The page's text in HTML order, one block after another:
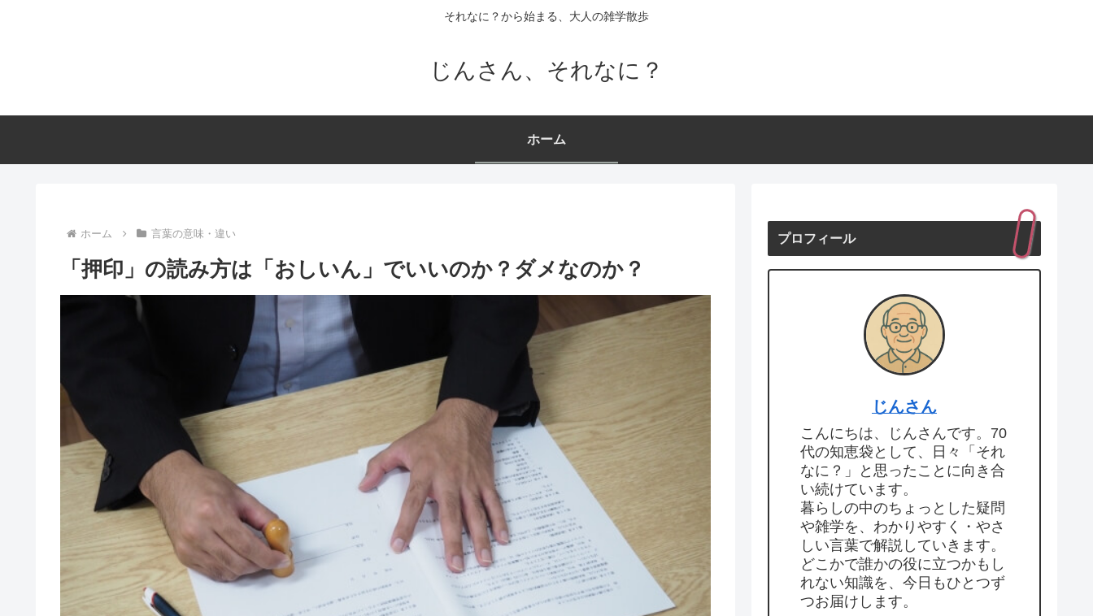
それなに？から始まる、大人の雑学散歩
じんさん、それなに？
ホーム
ホーム 言葉の意味・違い
「押印」の読み方は「おしいん」でいいのか？ダメなのか？
プロフィール
じんさん
こんにちは、じんさんです。70
代の知恵袋として、日々「それ
なに？」と思ったことに向き合
い続けています。
暮らしの中のちょっとした疑問
や雑学を、わかりやすく・やさ
しい言葉で解説していきます。
どこかで誰かの役に立つかもし
れない知識を、今日もひとつず
つお届けします。